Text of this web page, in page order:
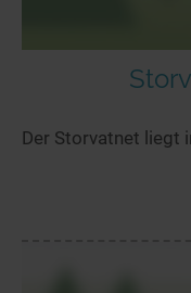
Der Storvatnet liegt